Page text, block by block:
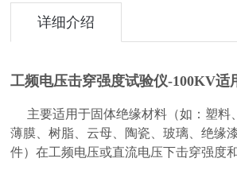
详细介绍
工频电压击穿强度试验仪-100KV适
主要适用于固体绝缘材料（如：塑料
薄膜、树脂、云母、陶瓷、玻璃、绝缘
件）在工频电压或直流电压下击穿强度